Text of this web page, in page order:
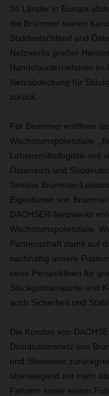
34 Länder in Europa
die Brummer seinen
Süddeutschland und
Netzwerks greifen
Handelsunternehmen im
Netzabdeckung für
zurück.
Für Brummer eröffnen
Wachstumspotenziale.
Lebensmittellogistik seit
Österreich und
Simone Brummer-
Eigentümer von
DACHSER-Netzwerks
Wachstumspotenziale.
Partnerschaft damit auf
nachhaltig unsere
neue Perspektiven für
Stückguttransporte und
auch Sicherheit und
Die Kunden von
Distributionsnetz von
und Slowenien
überwiegend mit mehr
Fahrern sowie einem